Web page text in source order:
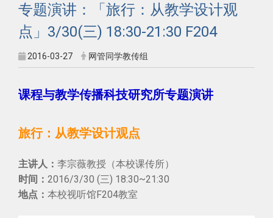
专题演讲：「旅行：从教学设计观
点」3/30(三) 18:30-21:30 F204
2016-03-27 网管同学教传组
课程与教学传播科技研究所专题演讲
旅行：从教学设计观点
主讲人： 李宗薇教授（本校课传所）
时间： 2016/3/30 (三) 18:30~21:30
地点： 本校视听馆F204教室